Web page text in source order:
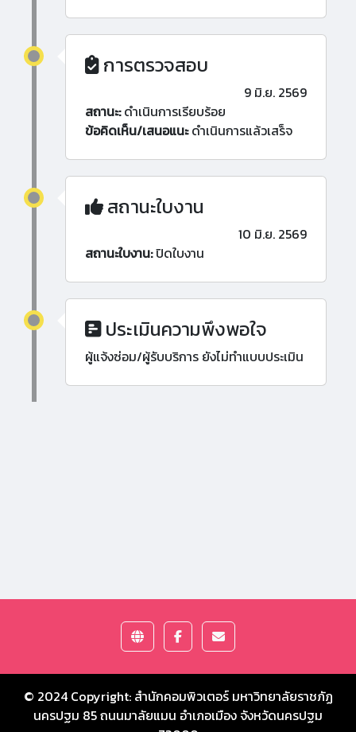
การตรวจสอบ
9 มิ.ย. 2569
สถานะ:ดำเนินการเรียบร้อย
ข้อคิดเห็น/เสนอแนะดำเนินการแล้วเสร็จ
สถานะใบงาน
10 มิ.ย. 2569
สถานะใบงาน:ปิดใบงาน
ประเมินความพึงพอใจ
ผู้แจ้งซ่อม/ผู้รับบริการ ยังไม่ทำแบบประเมิน
© 2024 Copyright: สำนักคอมพิวเตอร์ มหาวิทยาลัยราชภัฏ
นครปฐม 85 ถนนมาลัยแมน อำเภอเมือง จังหวัดนครปฐม